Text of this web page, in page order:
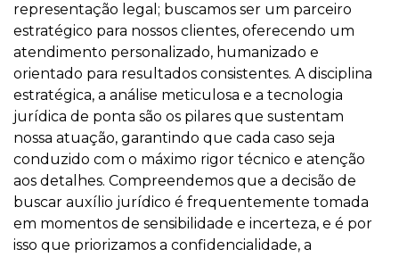
representação legal; buscamos ser um parceiro
estratégico para nossos clientes, oferecendo um
atendimento personalizado, humanizado e
orientado para resultados consistentes. A disciplina
estratégica, a análise meticulosa e a tecnologia
jurídica de ponta são os pilares que sustentam
nossa atuação, garantindo que cada caso seja
conduzido com o máximo rigor técnico e atenção
aos detalhes. Compreendemos que a decisão de
buscar auxílio jurídico é frequentemente tomada
em momentos de sensibilidade e incerteza, e é por
isso que priorizamos a confidencialidade, a